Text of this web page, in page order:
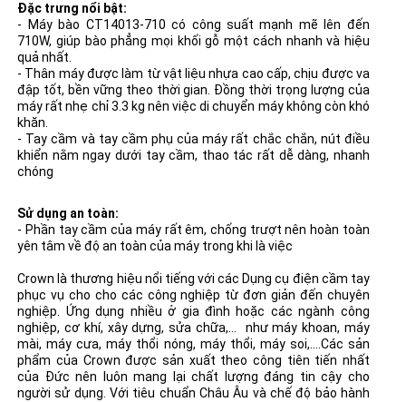
Đặc trưng nổi bật:
- Máy bào CT14013-710 có công suất mạnh mẽ lên đến
710W, giúp bào phẳng mọi khối gỗ một cách nhanh và hiệu
quả nhất.
- Thân máy được làm từ vật liệu nhựa cao cấp, chịu được va
đập tốt, bền vững theo thời gian. Đồng thời trọng lượng của
máy rất nhẹ chỉ 3.3 kg nên việc di chuyển máy không còn khó
khăn.
- Tay cầm và tay cầm phụ của máy rất chắc chắn, nút điều
khiển nằm ngay dưới tay cầm, thao tác rất dễ dàng, nhanh
chóng
Sử dụng an toàn:
- Phần tay cầm của máy rất êm, chống trượt nên hoàn toàn
yên tâm về độ an toàn của máy trong khi là việc
Crown là thương hiệu nổi tiếng với các Dụng cụ điện cầm tay
phục vụ cho cho các công nghiệp từ đơn giản đến chuyên
nghiệp. Ứng dụng nhiều ở gia đình hoặc các ngành công
nghiệp, cơ khí, xây dựng, sửa chữa,... như máy khoan, máy
mài, máy cưa, máy thổi nóng, máy thổi, máy soi,....Các sản
phẩm của Crown được sản xuất theo công tiên tiến nhất
của Đức nên luôn mang lại chất lượng đáng tin cậy cho
người sử dụng. Với tiêu chuẩn Châu Âu và chế độ bảo hành